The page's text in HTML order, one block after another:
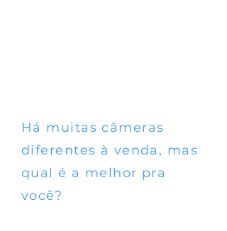
Há muitas câmeras
diferentes à venda, mas
qual é a melhor pra
você?